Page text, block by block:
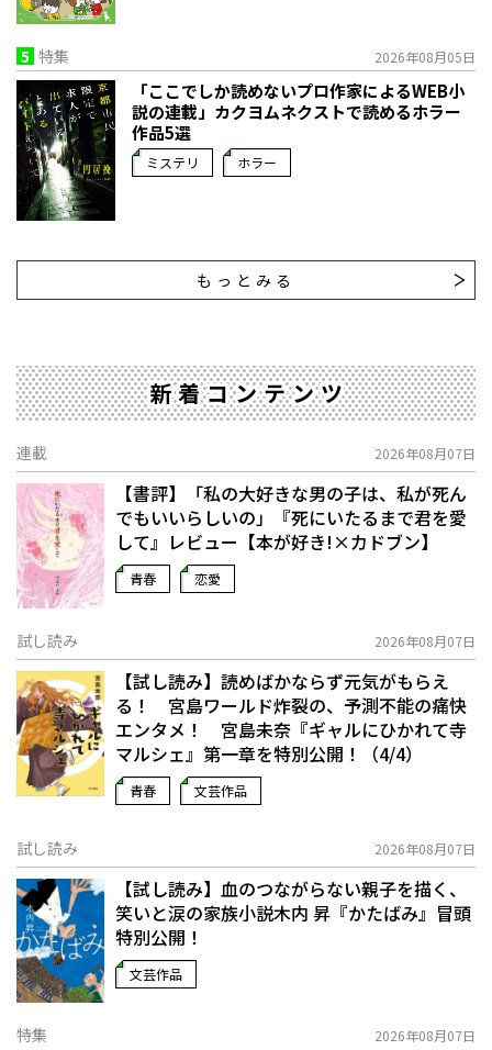
5 特集 2026年08月05日
「ここでしか読めないプロ作家によるWEB小
説の連載」――カクヨムネクストで読めるホラー
作品5選
ミステリ ホラー
もっとみる
新着コンテンツ
連載 2026年08月07日
【書評】「私の大好きな男の子は、私が死ん
でもいいらしいの」――『死にいたるまで君を愛
して』レビュー【本が好き!×カドブン】
青春 恋愛
試し読み 2026年08月07日
【試し読み】読めばかならず元気がもらえ
る！ 宮島ワールド炸裂の、予測不能の痛快
エンタメ！ 宮島未奈『ギャルにひかれて寺
マルシェ』第一章を特別公開！（4/4）
青春 文芸作品
試し読み 2026年08月07日
【試し読み】血のつながらない親子を描く、
笑いと涙の家族小説――木内 昇『かたばみ』冒頭
特別公開！
文芸作品
特集 2026年08月07日